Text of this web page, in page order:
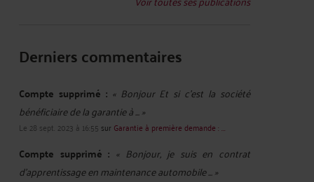
Derniers commentaires
Compte supprimé : « Bonjour Et si c'est la société
bénéficiaire de la garantie à ... »
Le 28 sept. 2023 à 16:55 sur Garantie à première demande : ...
Compte supprimé : « Bonjour, je suis en contrat
d'apprentissage en maintenance automobile ... »